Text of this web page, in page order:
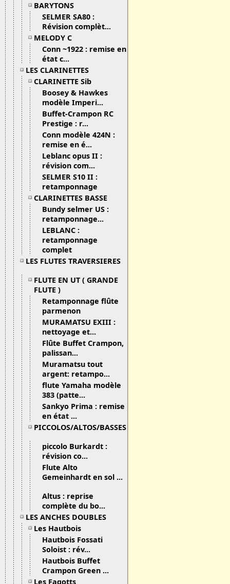
BARYTONS
SELMER SA80 :
Révision complèt...
MELODY C
Conn ~1922 : remise en
état c...
LES CLARINETTES
CLARINETTE Sib
Boosey & Hawkes
modèle Imperi...
Buffet-Crampon RC
Prestige : r...
Conn modèle 424N :
remise en é...
Leblanc opus II :
révision com...
SELMER S10 II :
retamponnage
CLARINETTES BASSE
Bundy selmer US :
retamponnage...
LEBLANC :
retamponnage
complet
LES FLUTES TRAVERSIERES
FLUTE EN UT ( GRANDE
FLUTE )
Retamponnage flûte
parmenon
MURAMATSU EXIII :
nettoyage et...
Flûte Buffet Crampon,
palissan...
Muramatsu tout
argent: retampo...
flute Yamaha modèle
383 (patte...
Sankyo Prima : remise
en état ...
PICCOLOS/ALTOS/BASSES
piccolo Burkardt :
révision co...
Flute Alto
Gemeinhardt en sol ...
Altus : reprise
complète du bo...
LES ANCHES DOUBLES
Les Hautbois
Hautbois Fossati
Soloist : rév...
Hautbois Buffet
Crampon Green ...
Les Fagotts